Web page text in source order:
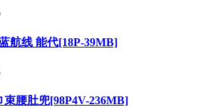
航线 能代[18P-39MB]
束腰肚兜[98P4V-236MB]